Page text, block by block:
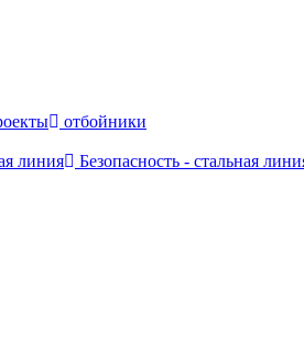
отбойники
линия Безопасность - стальная